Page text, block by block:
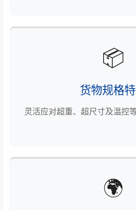
📦
货物规格
灵活应对超重、超尺寸及温控
🌍